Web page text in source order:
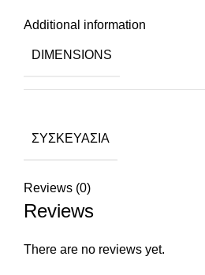
Additional information
DIMENSIONS
ΣΥΣΚΕΥΑΣΊΑ
Reviews (0)
Reviews
There are no reviews yet.